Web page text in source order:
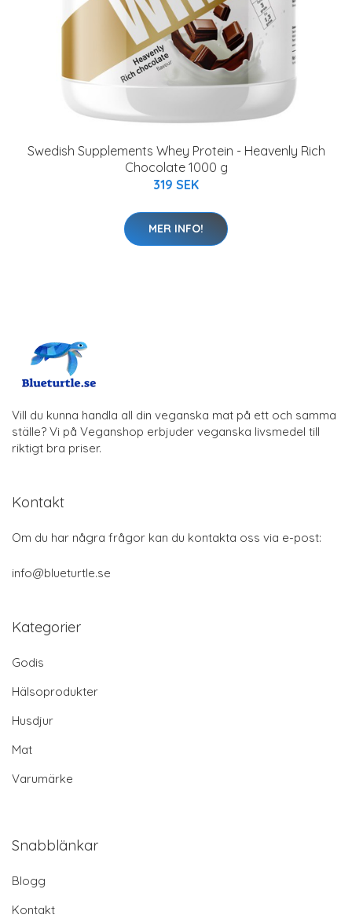
Swedish Supplements Whey Protein - Heavenly Rich
Chocolate 1000 g
319 SEK
MER INFO!
Vill du kunna handla all din veganska mat på ett och samma
ställe? Vi på Veganshop erbjuder veganska livsmedel till
riktigt bra priser.
Kontakt
Om du har några frågor kan du kontakta oss via e-post:
info@blueturtle.se
Kategorier
Godis
Hälsoprodukter
Husdjur
Mat
Varumärke
Snabblänkar
Blogg
Kontakt